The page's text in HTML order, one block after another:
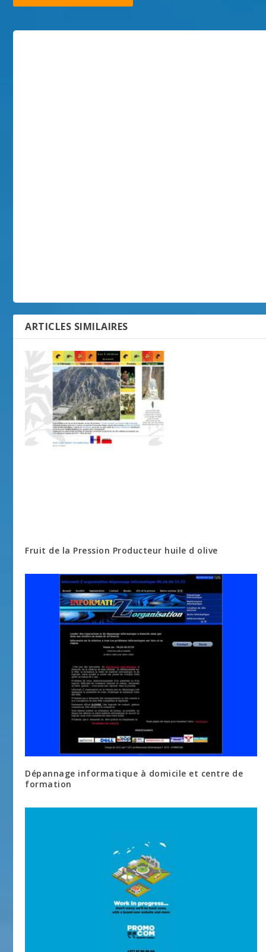
ARTICLES SIMILAIRES
Fruit de la Pression Producteur huile d olive
Dépannage informatique à domicile et centre de
formation